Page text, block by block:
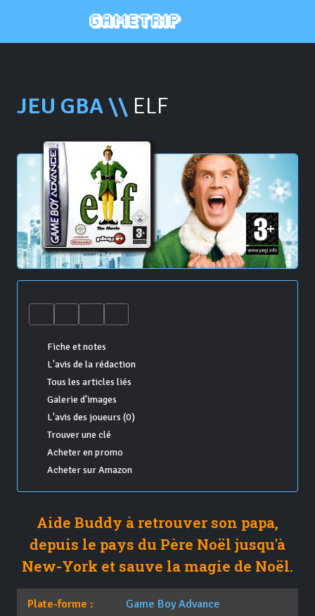
JEU GBA \\ ELF
Fiche et notes
L'avis de la rédaction
Tous les articles liés
Galerie d'images
L'avis des joueurs (0)
Trouver une clé
Acheter en promo
Acheter sur Amazon
Aide Buddy à retrouver son papa,
depuis le pays du Père Noël jusqu'à
New-York et sauve la magie de Noël.
Plate-forme : Game Boy Advance